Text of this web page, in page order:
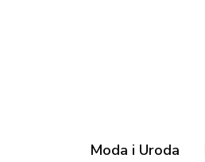
Moda i Uroda